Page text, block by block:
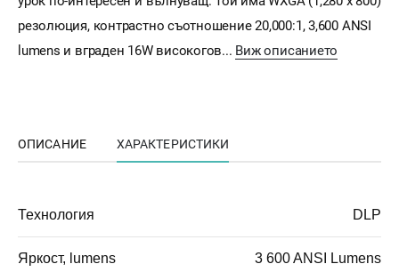
резолюция, контрастно съотношение 20,000:1, 3,600 ANSI
lumens и вграден 16W високогов... Виж описанието
ОПИСАНИЕ ХАРАКТЕРИСТИКИ
Технология DLP
Яркост, lumens 3 600 ANSI Lumens